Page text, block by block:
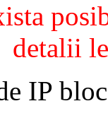
detalii
IP